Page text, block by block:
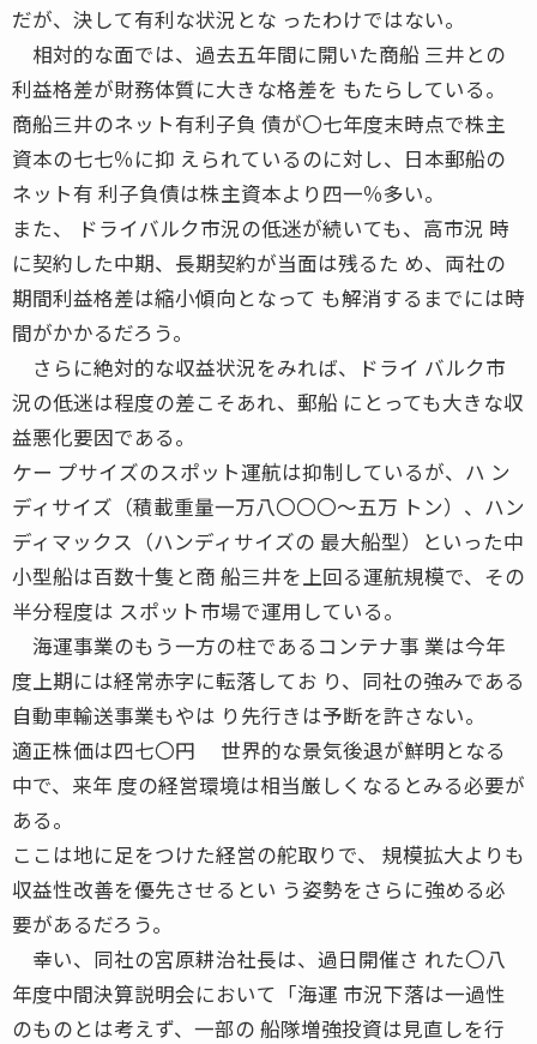
だが、決して有利な状況とな ったわけではない。
相対的な面では、過去五年間に開いた商船 三井との
利益格差が財務体質に大きな格差を もたらしている。
商船三井のネット有利子負 債が〇七年度末時点で株主
資本の七七％に抑 えられているのに対し、日本郵船の
ネット有 利子負債は株主資本より四一％多い。
また、 ドライバルク市況の低迷が続いても、高市況 時
に契約した中期、長期契約が当面は残るた め、両社の
期間利益格差は縮小傾向となって も解消するまでには時
間がかかるだろう。
さらに絶対的な収益状況をみれば、ドライ バルク市
況の低迷は程度の差こそあれ、郵船 にとっても大きな収
益悪化要因である。
ケー プサイズのスポット運航は抑制しているが、ハ ン
ディサイズ（積載重量一万八〇〇〇〜五万 トン）、ハン
ディマックス（ハンディサイズの 最大船型）といった中
小型船は百数十隻と商 船三井を上回る運航規模で、その
半分程度は スポット市場で運用している。
海運事業のもう一方の柱であるコンテナ事 業は今年
度上期には経常赤字に転落してお り、同社の強みである
自動車輸送事業もやは り先行きは予断を許さない。
適正株価は四七〇円 世界的な景気後退が鮮明となる
中で、来年 度の経営環境は相当厳しくなるとみる必要が
ある。
ここは地に足をつけた経営の舵取りで、 規模拡大よりも
収益性改善を優先させるとい う姿勢をさらに強める必
要があるだろう。
幸い、同社の宮原耕治社長は、過日開催さ れた〇八
年度中間決算説明会において「海運 市況下落は一過性
のものとは考えず、一部の 船隊増強投資は見直しを行